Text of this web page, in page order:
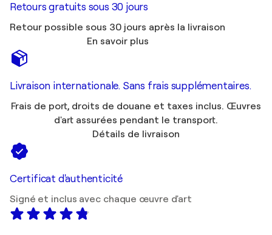
Retours gratuits sous 30 jours
Retour possible sous 30 jours après la livraison
En savoir plus
Livraison internationale. Sans frais supplémentaires.
Frais de port, droits de douane et taxes inclus. Œuvres
d'art assurées pendant le transport.
Détails de livraison
Certificat d'authenticité
Signé et inclus avec chaque œuvre d'art